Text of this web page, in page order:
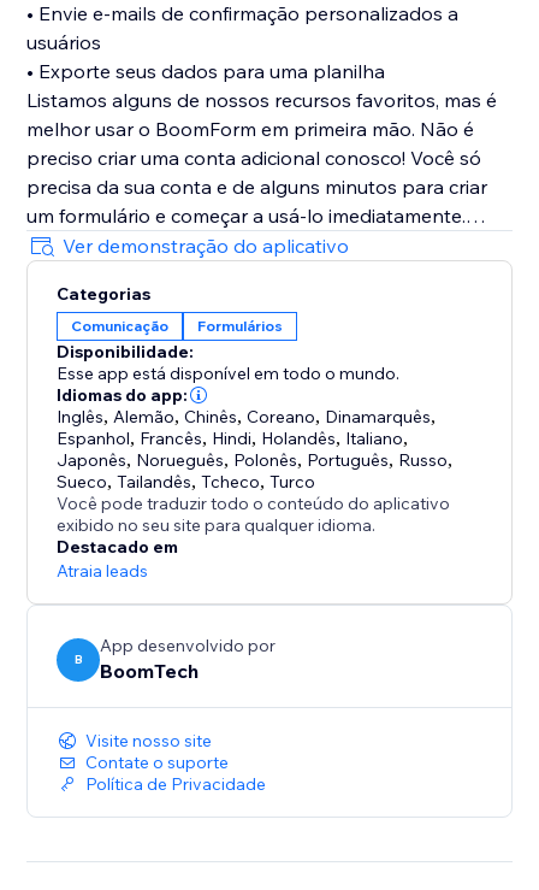
• Envie e-mails de confirmação personalizados a
usuários
• Exporte seus dados para uma planilha
Listamos alguns de nossos recursos favoritos, mas é
melhor usar o BoomForm em primeira mão. Não é
preciso criar uma conta adicional conosco! Você só
precisa da sua conta e de alguns minutos para criar
um formulário e começar a usá-lo imediatamente.
Ver demonstração do aplicativo
Categorias
Comunicação Formulários
Disponibilidade:
Esse app está disponível em todo o mundo.
Idiomas do app:
Inglês, Alemão,Chinês,Coreano, Dinamarquês,
Espanhol, Francês, Hindi, Holandês, Italiano,
Japonês, Norueguês, Polonês, Português, Russo,
Sueco,Tailandês,Tcheco,Turco
Você pode traduzir todo o conteúdo do aplicativo
exibido no seu site para qualquer idioma.
Destacado em
Atraia leads
B
App desenvolvido por
BoomTech
Visite nosso site
Contate o suporte
Política de Privacidade